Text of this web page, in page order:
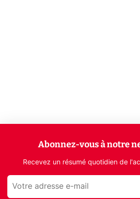
Abonnez-vous à notre
Recevez un résumé quotidien de